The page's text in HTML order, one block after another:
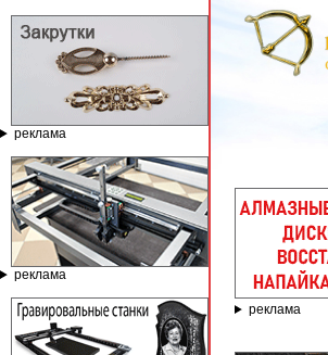
реклама
реклама
реклама